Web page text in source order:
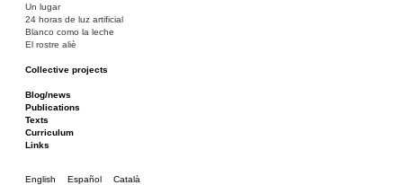
Un lugar
24 horas de luz artificial
Blanco como la leche
El rostre aliè
Collective projects
Ciza Muzej
Roulotte
Canòdrom/Canòdrom
ON Prat
Rieres/Rambles
Blog/news
Publications
Texts
Curriculum
Links
English Español Català